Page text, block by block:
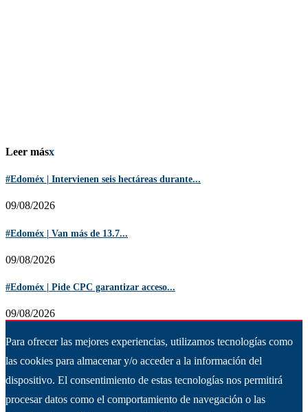
Leer másx
#Edoméx | Intervienen seis hectáreas durante...
09/08/2026
#Edoméx | Van más de 13.7...
09/08/2026
#Edoméx | Pide CPC garantizar acceso...
09/08/2026
Para ofrecer las mejores experiencias, utilizamos tecnologías como
las cookies para almacenar y/o acceder a la información del
dispositivo. El consentimiento de estas tecnologías nos permitirá
procesar datos como el comportamiento de navegación o las